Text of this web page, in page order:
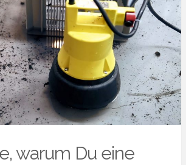
warum Du eine